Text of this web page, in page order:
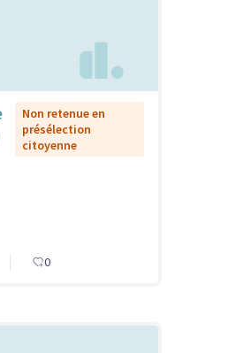
Non retenue en
présélection
citoyenne
0